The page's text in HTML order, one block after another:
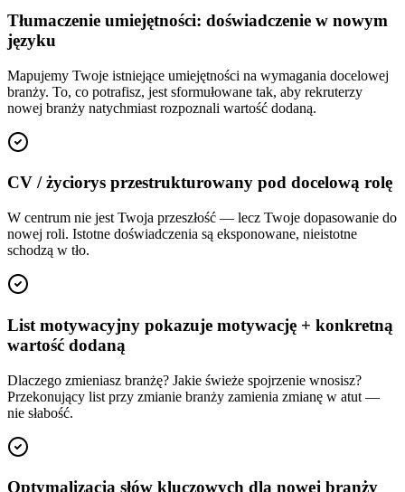
Tłumaczenie umiejętności: doświadczenie w nowym
języku
Mapujemy Twoje istniejące umiejętności na wymagania docelowej
branży. To, co potrafisz, jest sformułowane tak, aby rekruterzy
nowej branży natychmiast rozpoznali wartość dodaną.
CV / życiorys przestrukturowany pod docelową rolę
W centrum nie jest Twoja przeszłość — lecz Twoje dopasowanie do
nowej roli. Istotne doświadczenia są eksponowane, nieistotne
schodzą w tło.
List motywacyjny pokazuje motywację + konkretną
wartość dodaną
Dlaczego zmieniasz branżę? Jakie świeże spojrzenie wnosisz?
Przekonujący list przy zmianie branży zamienia zmianę w atut —
nie słabość.
Optymalizacja słów kluczowych dla nowej branży